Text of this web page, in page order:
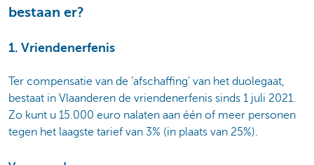
bestaan er?
1. Vriendenerfenis
Ter compensatie van de ‘afschaffing’ van het duolegaat,
bestaat in Vlaanderen de vriendenerfenis sinds 1 juli 2021.
Zo kunt u 15.000 euro nalaten aan één of meer personen
tegen het laagste tarief van 3% (in plaats van 25%).